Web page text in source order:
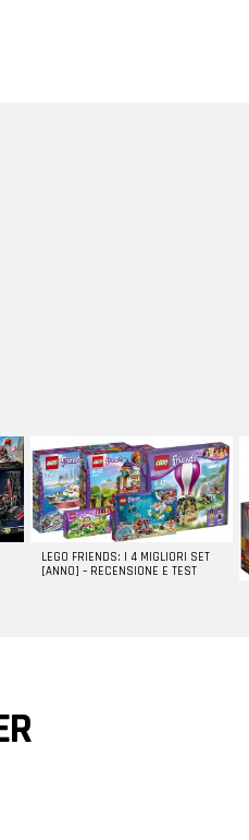
LEGO FRIENDS: I 4 MIGLIORI SET
[ANNO] – RECENSIONE E TEST